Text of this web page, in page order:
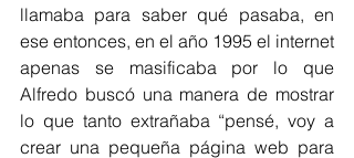
llamaba para saber qué pasaba, en
ese entonces, en el año 1995 el internet
apenas se masificaba por lo que
Alfredo buscó una manera de mostrar
lo que tanto extrañaba “pensé, voy a
crear una pequeña página web para